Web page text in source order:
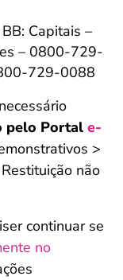
Capitais –
– 0800-729-
729-0088
pelo Portal e-
>
não
continuar se
no